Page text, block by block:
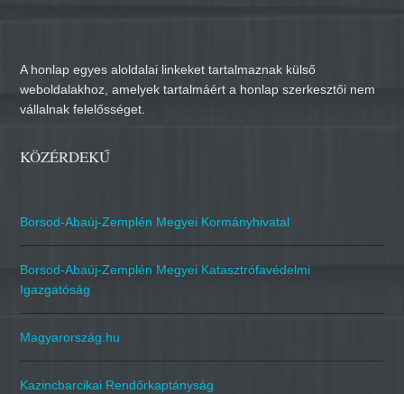
A honlap egyes aloldalai linkeket tartalmaznak külső
weboldalakhoz, amelyek tartalmáért a honlap szerkesztői nem
vállalnak felelősséget.
KÖZÉRDEKŰ
Borsod-Abaúj-Zemplén Megyei Kormányhivatal
Borsod-Abaúj-Zemplén Megyei Katasztrófavédelmi
Igazgatóság
Magyarország.hu
Kazincbarcikai Rendőrkaptányság